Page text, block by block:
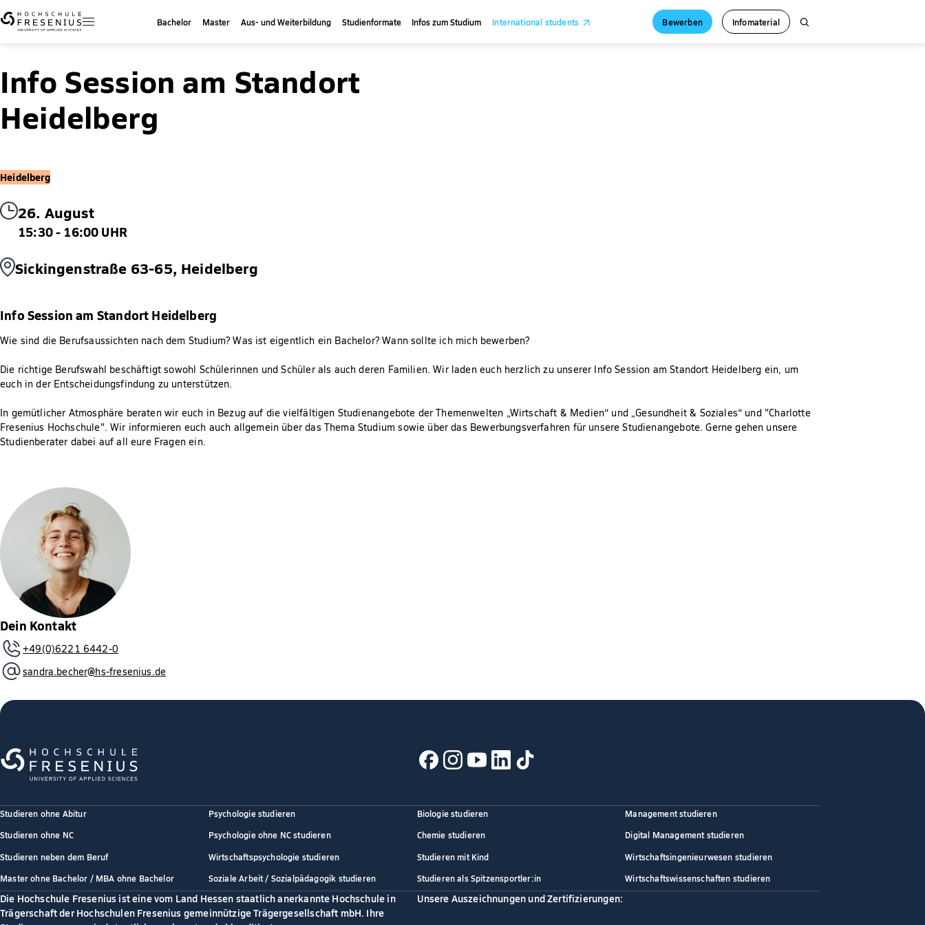
Bachelor Master Aus- und Weiterbildung Studienformate Infos zum Studium International students Bewerben Infomaterial
Info Session am Standort
Heidelberg
26. August
15:30 - 16:00 UHR
Sickingenstraße 63-65, Heidelberg
Heidelberg
Info Session am Standort Heidelberg
Wie sind die Berufsaussichten nach dem Studium? Was ist eigentlich ein Bachelor? Wann sollte ich mich bewerben?
Die richtige Berufswahl beschäftigt sowohl Schülerinnen und Schüler als auch deren Familien. Wir laden euch herzlich zu unserer Info Session am Standort Heidelberg ein, um
euch in der Entscheidungsfindung zu unterstützen.
In gemütlicher Atmosphäre beraten wir euch in Bezug auf die vielfältigen Studienangebote der Themenwelten „Wirtschaft & Medien“ und „Gesundheit & Soziales“ und "Charlotte
Fresenius Hochschule". Wir informieren euch auch allgemein über das Thema Studium sowie über das Bewerbungsverfahren für unsere Studienangebote. Gerne gehen unsere
Studienberater dabei auf all eure Fragen ein.
Dein Kontakt
+49(0)6221 6442-0
sandra.becher@hs-fresenius.de
Studieren ohne Abitur
Studieren ohne NC
Studieren neben dem Beruf
Master ohne Bachelor / MBA ohne Bachelor
Psychologie studieren
Psychologie ohne NC studieren
Wirtschaftspsychologie studieren
Soziale Arbeit / Sozialpädagogik studieren
Biologie studieren
Chemie studieren
Studieren mit Kind
Studieren als Spitzensportler:in
Management studieren
Digital Management studieren
Wirtschaftsingenieurwesen studieren
Wirtschaftswissenschaften studieren
Die Hochschule Fresenius ist eine vom Land Hessen staatlich anerkannte Hochschule in
Trägerschaft der Hochschulen Fresenius gemeinnützige Trägergesellschaft mbH. Ihre
Unsere Auszeichnungen und Zertifizierungen: